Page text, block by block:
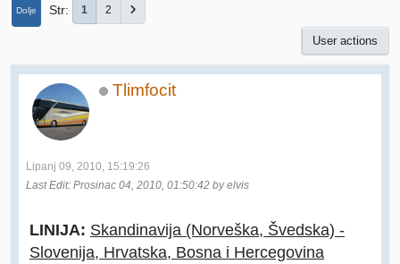
Dolje Str 1 2
User actions
Tlimfocit
Lipanj 09, 2010, 15:19:26
Last Edit: Prosinac 04, 2010, 01:50:42 by elvis
LINIJA: Skandinavija (Norveška, Švedska) -
Slovenija, Hrvatska, Bosna i Hercegovina